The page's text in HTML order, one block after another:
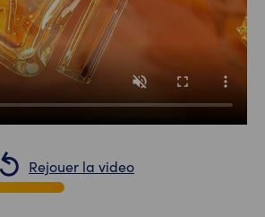
Rejouer la video